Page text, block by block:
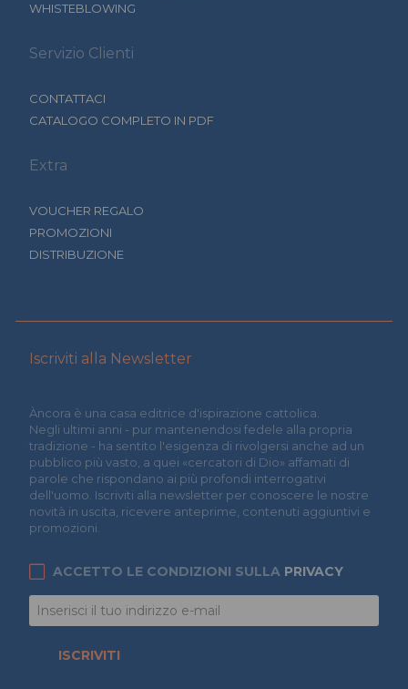
WHISTEBLOWING
Servizio Clienti
CONTATTACI
CATALOGO COMPLETO IN PDF
Extra
VOUCHER REGALO
PROMOZIONI
DISTRIBUZIONE
Iscriviti alla Newsletter
Àncora è una casa editrice d'ispirazione cattolica.
Negli ultimi anni - pur mantenendosi fedele alla propria
tradizione - ha sentito l'esigenza di rivolgersi anche ad un
pubblico più vasto, a quei «cercatori di Dio» affamati di
parole che rispondano ai più profondi interrogativi
dell'uomo. Iscriviti alla newsletter per conoscere le nostre
novità in uscita, ricevere anteprime, contenuti aggiuntivi e
promozioni.
ACCETTO LE CONDIZIONI SULLA PRIVACY
ISCRIVITI